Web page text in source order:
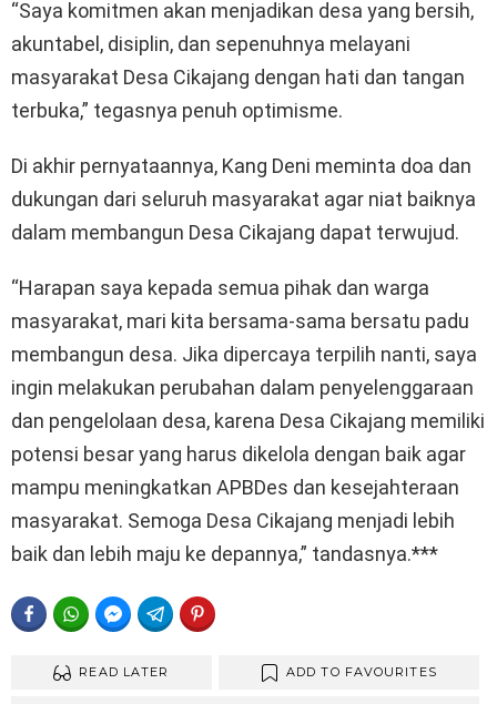
“Saya komitmen akan menjadikan desa yang bersih,
akuntabel, disiplin, dan sepenuhnya melayani
masyarakat Desa Cikajang dengan hati dan tangan
terbuka,” tegasnya penuh optimisme.
Di akhir pernyataannya, Kang Deni meminta doa dan
dukungan dari seluruh masyarakat agar niat baiknya
dalam membangun Desa Cikajang dapat terwujud.
“Harapan saya kepada semua pihak dan warga
masyarakat, mari kita bersama-sama bersatu padu
membangun desa. Jika dipercaya terpilih nanti, saya
ingin melakukan perubahan dalam penyelenggaraan
dan pengelolaan desa, karena Desa Cikajang memiliki
potensi besar yang harus dikelola dengan baik agar
mampu meningkatkan APBDes dan kesejahteraan
masyarakat. Semoga Desa Cikajang menjadi lebih
baik dan lebih maju ke depannya,” tandasnya.***
FACEBOOKWHATSAPPFACEBOOK MESSENGER
TELEGRAM
READ LATER ADD TO FAVOURITES